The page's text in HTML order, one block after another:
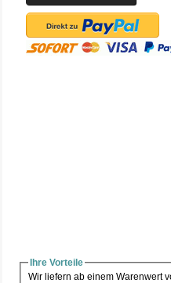
Ihre Vorteile
Wir liefern ab einem Warenwert